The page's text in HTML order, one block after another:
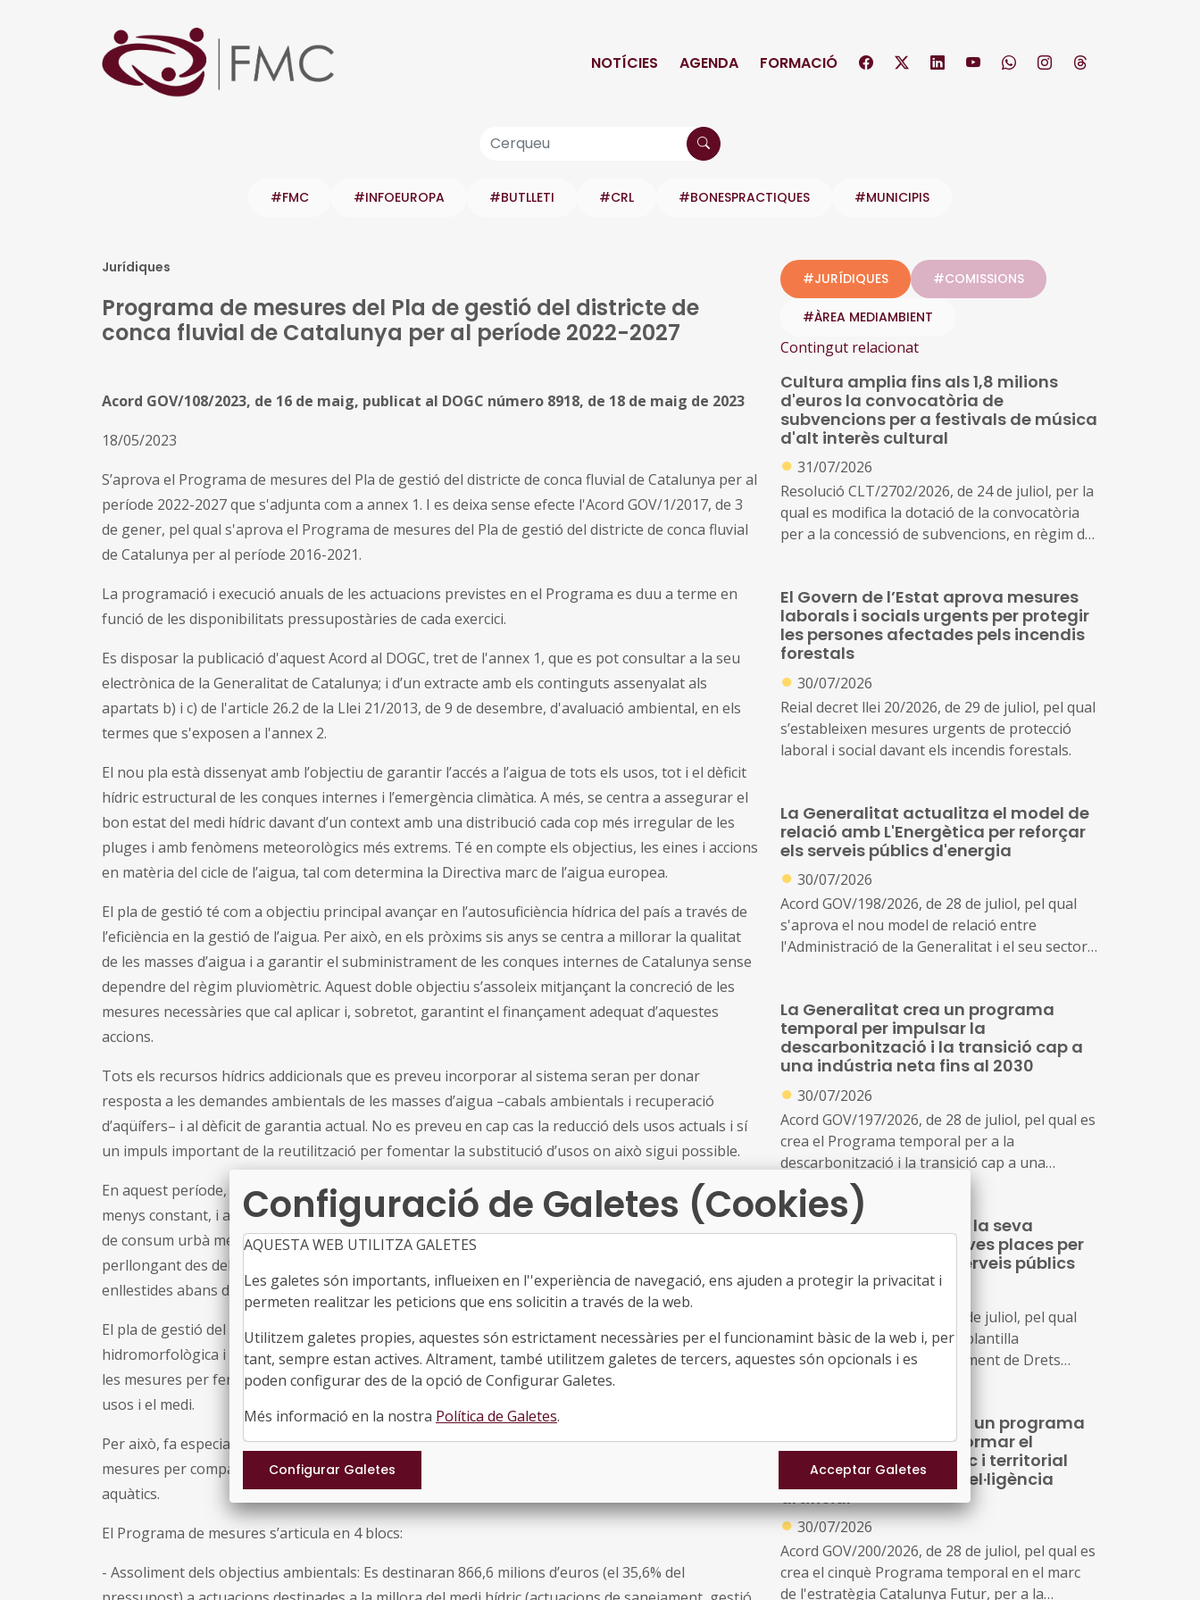
NOTÍCIES AGENDA FORMACIÓ
#FMC #INFOEUROPA #BUTLLETI #CRL #BONESPRACTIQUES #MUNICIPIS
Jurídiques
Programa de mesures del Pla de gestió del districte de
conca fluvial de Catalunya per al període 2022-2027
Acord GOV/108/2023, de 16 de maig, publicat al DOGC número 8918, de 18 de maig de 2023
18/05/2023
S’aprova el Programa de mesures del Pla de gestió del districte de conca fluvial de Catalunya per al
període 2022-2027 que s'adjunta com a annex 1. I es deixa sense efecte l'Acord GOV/1/2017, de 3
de gener, pel qual s'aprova el Programa de mesures del Pla de gestió del districte de conca fluvial
de Catalunya per al període 2016-2021.
La programació i execució anuals de les actuacions previstes en el Programa es duu a terme en
funció de les disponibilitats pressupostàries de cada exercici.
Es disposar la publicació d'aquest Acord al DOGC, tret de l'annex 1, que es pot consultar a la seu
electrònica de la Generalitat de Catalunya; i d’un extracte amb els continguts assenyalat als
apartats b) i c) de l'article 26.2 de la Llei 21/2013, de 9 de desembre, d'avaluació ambiental, en els
termes que s'exposen a l'annex 2.
El nou pla està dissenyat amb l’objectiu de garantir l’accés a l’aigua de tots els usos, tot i el dèficit
hídric estructural de les conques internes i l’emergència climàtica. A més, se centra a assegurar el
bon estat del medi hídric davant d’un context amb una distribució cada cop més irregular de les
pluges i amb fenòmens meteorològics més extrems. Té en compte els objectius, les eines i accions
en matèria del cicle de l’aigua, tal com determina la Directiva marc de l’aigua europea.
El pla de gestió té com a objectiu principal avançar en l’autosuficiència hídrica del país a través de
l’eficiència en la gestió de l’aigua. Per això, en els pròxims sis anys se centra a millorar la qualitat
de les masses d’aigua i a garantir el subministrament de les conques internes de Catalunya sense
dependre del règim pluviomètric. Aquest doble objectiu s’assoleix mitjançant la concreció de les
mesures necessàries que cal aplicar i, sobretot, garantint el finançament adequat d’aquestes
accions.
Tots els recursos hídrics addicionals que es preveu incorporar al sistema seran per donar
resposta a les demandes ambientals de les masses d’aigua –cabals ambientals i recuperació
d’aqüífers– i al dèficit de garantia actual. No es preveu en cap cas la reducció dels usos actuals i sí
un impuls important de la reutilització per fomentar la substitució d’usos on això sigui possible.
En aquest període, pel que fa a la necessitat d’abastament urbà, es preveu una demanda més o
menys constant, i aquesta ja s’ha ajustat amb escreix en els darrers anys (tenim una de les taxes
de consum urbà més baixes d’Europa). Tot i això, l’actual situació de sequera, que s’està
perllongant des del 2021, ha provocat que algunes mesures previstes s’avancin i puguin estar
enllestides abans del previst.
El pla de gestió del districte de conca fluvial de Catalunya també fa especial èmfasi en la millora
hidromorfològica i la restauració de cabals ambientals i connectivitat fluvial i té en especial atenció
les mesures per fer front als efectes del canvi climàtic i la davallada de recursos disponibles per als
usos i el medi.
Per això, fa especial incidència en l’aigua regenerada, i en segon terme, la dessalinització, com a
mesures per compatibilitzar usos i preservació de cabals de manteniment als rius i sistemes
aquàtics.
El Programa de mesures s’articula en 4 blocs:
- Assoliment dels objectius ambientals: Es destinaran 866,6 milions d’euros (el 35,6% del
#JURÍDIQUES #COMISSIONS
#ÀREA MEDIAMBIENT
Contingut relacionat
Cultura amplia fins als 1,8 milions
d'euros la convocatòria de
subvencions per a festivals de música
d'alt interès cultural
● 31/07/2026
Resolució CLT/2702/2026, de 24 de juliol, per la
qual es modifica la dotació de la convocatòria
per a la concessió de subvencions, en règim de
El Govern de l’Estat aprova mesures
laborals i socials urgents per protegir
les persones afectades pels incendis
forestals
● 30/07/2026
Reial decret llei 20/2026, de 29 de juliol, pel qual
s’estableixen mesures urgents de protecció
laboral i social davant els incendis forestals.
La Generalitat actualitza el model de
relació amb L'Energètica per reforçar
els serveis públics d'energia
● 30/07/2026
Acord GOV/198/2026, de 28 de juliol, pel qual
s'aprova el nou model de relació entre
l'Administració de la Generalitat i el seu sector
L'Energètica la provisió general de serveis en
l'àmbit de l'energia
La Generalitat crea un programa
temporal per impulsar la
descarbonització i la transició cap a
una indústria neta fins al 2030
● 30/07/2026
Acord GOV/197/2026, de 28 de juliol, pel qual es
crea el Programa temporal per a la
descarbonització i la transició cap a una
indústria neta a Catalunya, horitzó 2030
Drets Socials reforçarà la seva
estructura amb 163 noves places per
ampliar i millorar els serveis públics
● 30/07/2026
Acord GOV/208/2026, de 28 de juliol, pel qual
s'autoritza l'ampliació de la plantilla
pressupostària del Departament de Drets
La Generalitat impulsa un programa
d'innovació per transformar el
planejament urbanístic i territorial
amb eines digitals i intel·ligència
artificial
●30/07/2026
Acord GOV/200/2026, de 28 de juliol, pel qual es
crea el cinquè Programa temporal en el marc
de l'estratègia Catalunya Futur, per a la
Configuració de Galetes (Cookies)
AQUESTA WEB UTILITZA GALETES
Les galetes són importants, influeixen en l''experiència de navegació, ens ajuden a protegir la privacitat i
permeten realitzar les peticions que ens solicitin a través de la web.
Utilitzem galetes propies, aquestes són estrictament necessàries per el funcionamint bàsic de la web i, per
tant, sempre estan actives. Altrament, també utilitzem galetes de tercers, aquestes són opcionals i es
poden configurar des de la opció de Configurar Galetes.
Més informació en la nostra Política de Galetes.